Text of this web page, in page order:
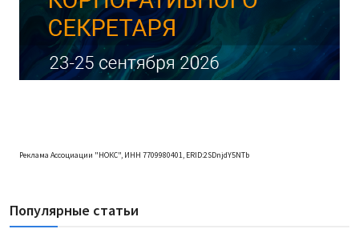
Реклама Ассоциации "НОКС", ИНН 7709980401, ERID:2SDnjdY5NTb
Популярные статьи